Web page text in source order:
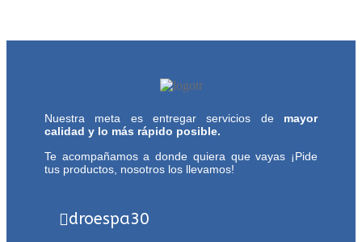
Nuestra meta es entregar servicios de mayor
calidad y lo más rápido posible.
Te acompañamos a donde quiera que vayas ¡Pide
tus productos, nosotros los llevamos!
droespa30